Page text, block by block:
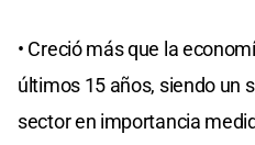
• Creció más que la
últimos 15 años, siendo un
sector en importancia